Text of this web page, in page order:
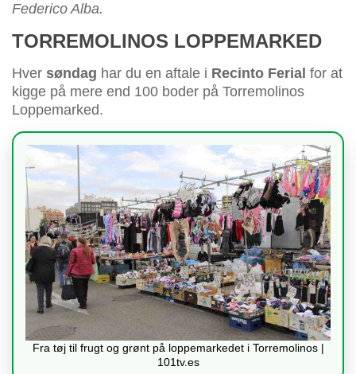
Federico Alba.
TORREMOLINOS LOPPEMARKED
Hver søndag har du en aftale i Recinto Ferial for at
kigge på mere end 100 boder på Torremolinos
Loppemarked.
Fra tøj til frugt og grønt på loppemarkedet i Torremolinos |
101tv.es